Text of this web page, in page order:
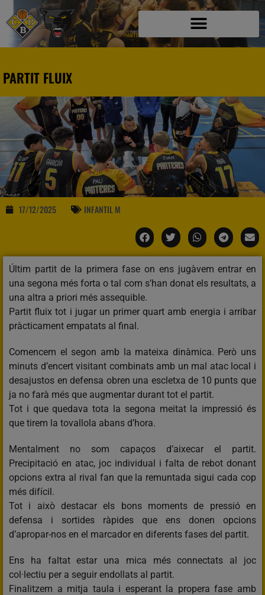
PARTIT FLUIX
17/12/2025 INFANTIL M
Últim partit de la primera fase on ens jugàvem entrar en
una segona més forta o tal com s’han donat els resultats, a
una altra a priori més assequible.
Partit fluix tot i jugar un primer quart amb energia i arribar
pràcticament empatats al final.
Comencem el segon amb la mateixa dinàmica. Però uns
minuts d’encert visitant combinats amb un mal atac local i
desajustos en defensa obren una escletxa de 10 punts que
ja no farà més que augmentar durant tot el partit.
Tot i que quedava tota la segona meitat la impressió és
que tirem la tovallola abans d’hora.
Mentalment no som capaços d’aixecar el partit.
Precipitació en atac, joc individual i falta de rebot donant
opcions extra al rival fan que la remuntada sigui cada cop
més difícil.
Tot i això destacar els bons moments de pressió en
defensa i sortides ràpides que ens donen opcions
d’apropar-nos en el marcador en diferents fases del partit.
Ens ha faltat estar una mica més connectats al joc
col·lectiu per a seguir endollats al partit.
Finalitzem a mitja taula i esperant la propera fase amb